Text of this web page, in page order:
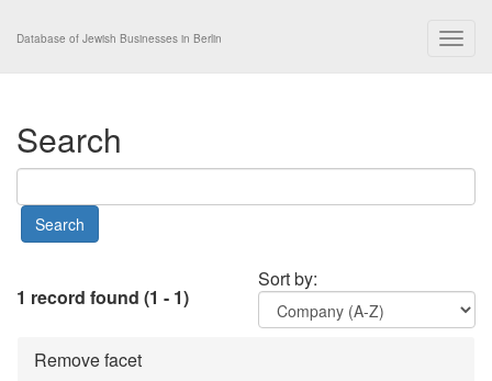
Database of Jewish Businesses in Berlin
Search
Sort by:
1 record found (1 - 1)
Remove facet